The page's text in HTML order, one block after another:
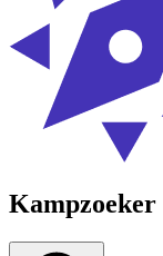
Kampzoeker